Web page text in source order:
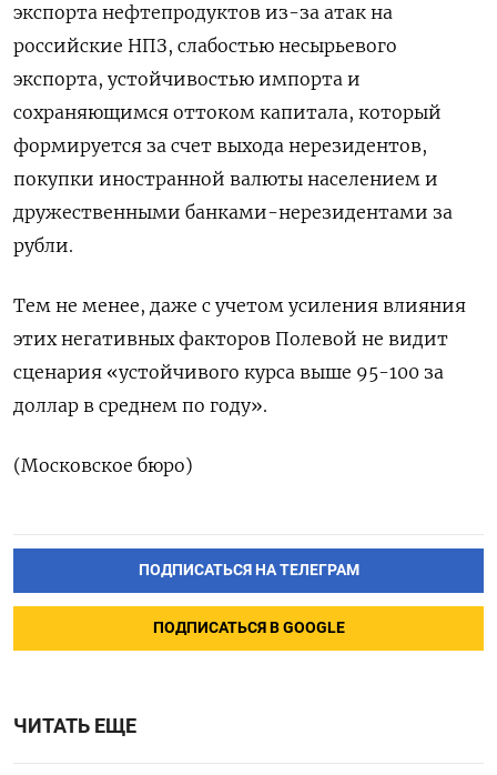
экспорта нефтепродуктов из-за атак на
российские НПЗ, слабостью несырьевого
экспорта, устойчивостью импорта и
сохраняющимся оттоком капитала, который
формируется за счет выхода нерезидентов,
покупки иностранной валюты населением и
дружественными банками-нерезидентами за
рубли.
Тем не менее, даже с учетом усиления влияния
этих негативных факторов Полевой не видит
сценария «устойчивого курса выше 95-100 за
доллар в среднем по году».
(Московское бюро)
ПОДПИСАТЬСЯ НА ТЕЛЕГРАМ
ПОДПИСАТЬСЯ В GOOGLE
ЧИТАТЬ ЕЩЕ